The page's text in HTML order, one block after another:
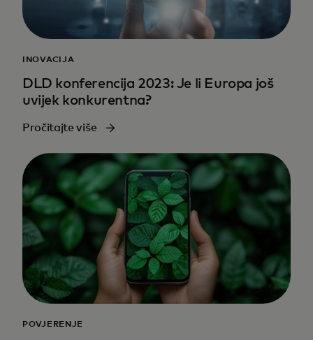
INOVACIJA
DLD konferencija 2023: Je li Europa još
uvijek konkurentna?
Pročitajte više
POVJERENJE